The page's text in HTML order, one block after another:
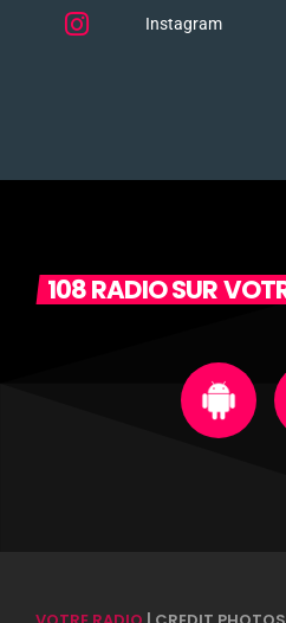
Instagram
108 RADIO SUR